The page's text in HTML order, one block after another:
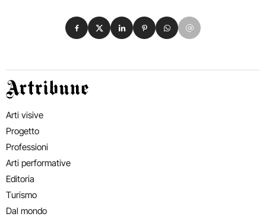
Condividi su Facebook
Condividi su X
Condividi su LinkedIn
Condividi su Pinterest
Condividi su WhatsApp
Condividi su Email
Artribune
Arti visive
Progetto
Professioni
Arti performative
Editoria
Turismo
Dal mondo